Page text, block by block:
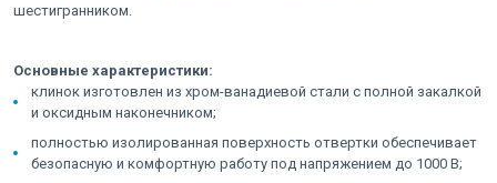
шестигранником.
Основные характеристики:
клинок изготовлен из хром-ванадиевой стали с полной закалкой
и оксидным наконечником;
полностью изолированная поверхность отвертки обеспечивает
безопасную и комфортную работу под напряжением до 1000 В;